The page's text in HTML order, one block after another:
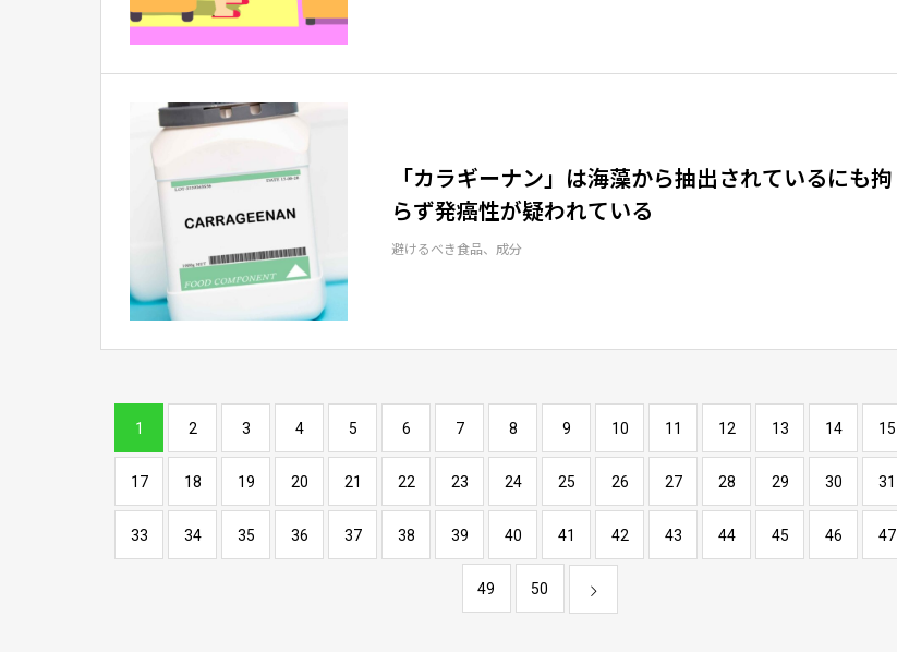
「カラギーナン」は海藻から抽出されているにも拘
らず発癌性が疑われている
避けるべき食品、成分
1 2 3 4 5 6 7 8 9 10 11 12 13 14 15
17 18 19 20 21 22 23 24 25 26 27 28 29 30 31
33 34 35 36 37 38 39 40 41 42 43 44 45 46 47
49 50